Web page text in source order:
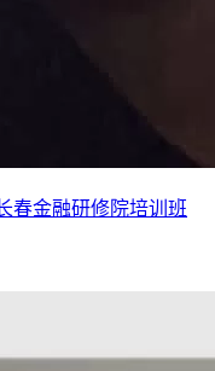
春金融研修院培训班